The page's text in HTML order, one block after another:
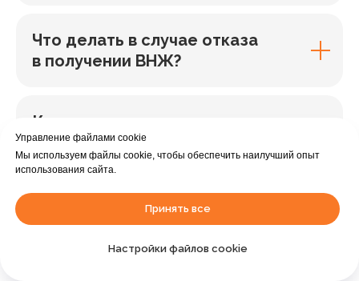
Что делать в случае отказа
в получении ВНЖ?
Какие налоги нужно платить
в Испании с ВНЖ?
Какой список документов?
Помогаете ли, если чего-либо
не хватает?
Управление файлами cookie
Мы используем файлы cookie, чтобы обеспечить наилучший опыт
использования сайта.
Принять все
Настройки файлов cookie